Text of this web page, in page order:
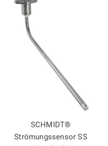
SCHMIDT®
Strömungssensor SS